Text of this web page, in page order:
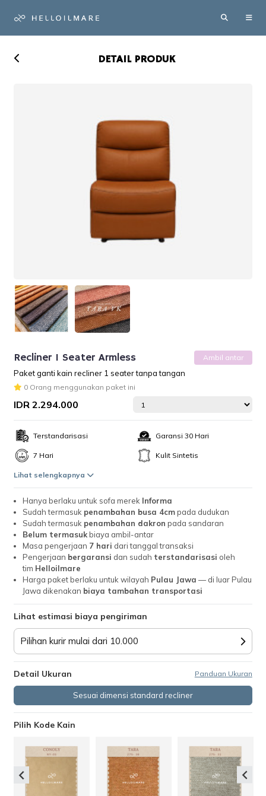
DETAIL PRODUK
Recliner 1 Seater Armless Ambil antar
Paket ganti kain recliner 1 seater tanpa tangan
0 Orang menggunakan paket ini
IDR 2.294.000
Terstandarisasi Garansi 30 Hari
7 Hari Kulit Sintetis
Lihat selengkapnya
Hanya berlaku untuk sofa merek Informa
Sudah termasuk penambahan busa 4cmpada dudukan
Sudah termasuk penambahan dakron pada sandaran
Belum termasuk biaya ambil-antar
Masa pengerjaan 7 hari dari tanggal transaksi
Pengerjaan bergaransi dan sudah terstandarisasi oleh
tim Helloilmare
Harga paket berlaku untuk wilayah Pulau Jawa — di luar Pulau
Jawa dikenakan biaya tambahan transportasi
Lihat estimasi biaya pengiriman
Pilihan kurir mulai dari 10.000
Detail Ukuran Panduan Ukuran
Sesuai dimensi standard recliner
Pilih Kode Kain